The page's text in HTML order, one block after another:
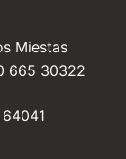
Miestas
665 30322